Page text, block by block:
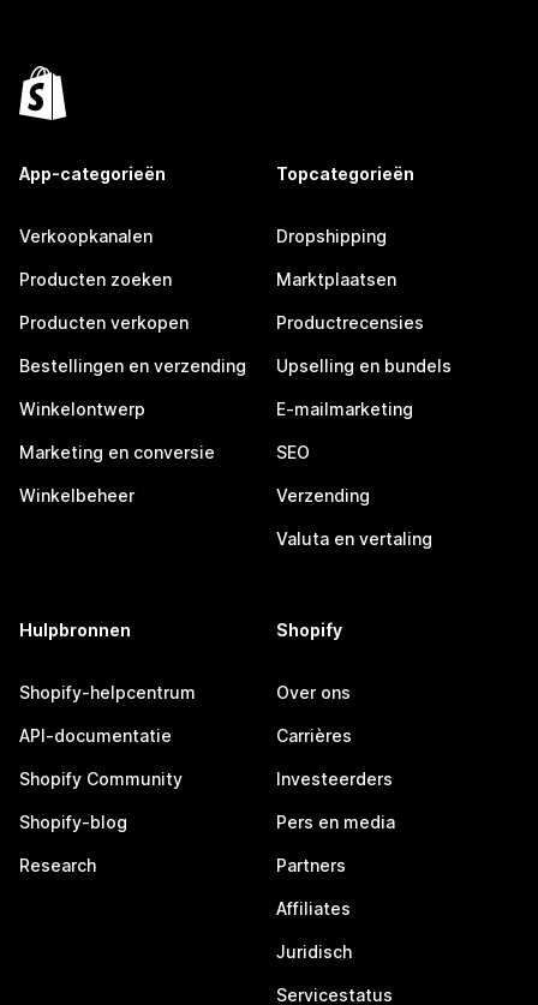
App-categorieën
Verkoopkanalen
Producten zoeken
Producten verkopen
Bestellingen en verzending
Winkelontwerp
Marketing en conversie
Winkelbeheer
Topcategorieën
Dropshipping
Marktplaatsen
Productrecensies
Upselling en bundels
E-mailmarketing
SEO
Verzending
Valuta en vertaling
Hulpbronnen
Shopify-helpcentrum
API-documentatie
Shopify Community
Shopify-blog
Research
Shopify
Over ons
Carrières
Investeerders
Pers en media
Partners
Affiliates
Juridisch
Servicestatus